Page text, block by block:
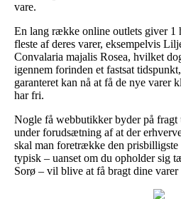
vare.
En lang række online outlets giver 1
fleste af deres varer, eksempelvis
Convalaria majalis Rosea, hvilket
igennem forinden et fastsat
garanteret kan nå at få de nye varer
har fri.
Nogle få webbutikker byder på fragt
under forudsætning af at der
skal man foretrække den
typisk – uanset om du opholder sig
Sorø – vil blive at få bragt dine varer